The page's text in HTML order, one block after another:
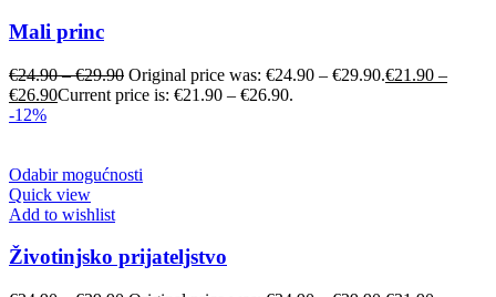
Mali princ
€24.90–€29.90 Original price was: €24.90 – €29.90.€21.90 –
€26.90Current price is: €21.90 – €26.90.
-12%
Odabir mogućnosti
Quick view
Add to wishlist
Životinjsko prijateljstvo